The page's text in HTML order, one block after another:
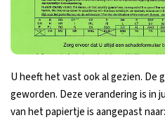
U heeft het vast ook al gezien. De
geworden. Deze verandering is in
van het papiertje is aangepast